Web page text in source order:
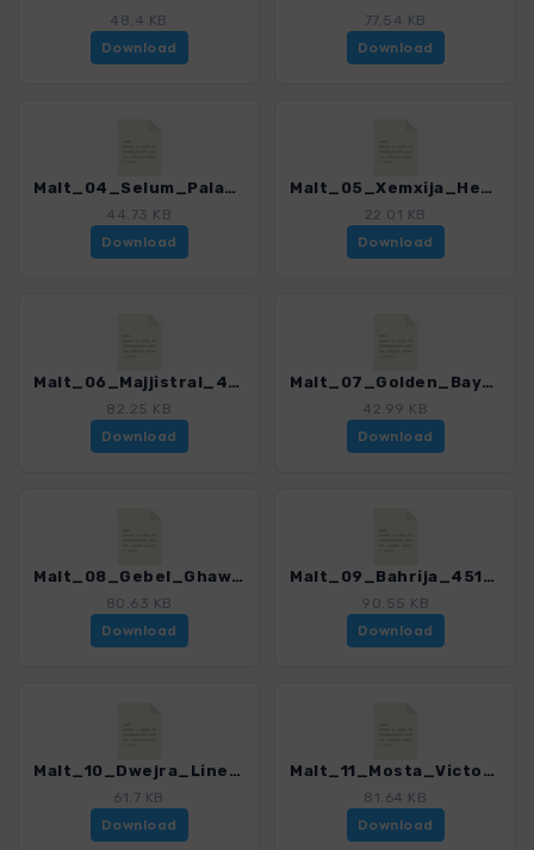
48.4 KB
Download
77.54 KB
Download
Malt_04_Selum_Palace_4516_2.gpx
44.73 KB
Download
Malt_05_Xemxija_Heritage_Trail_4516_2.gpx
22.01 KB
Download
Malt_06_Majjistral_4516_2.gpx
82.25 KB
Download
Malt_07_Golden_Bay_4516_2.gpx
42.99 KB
Download
Malt_08_Gebel_Ghawzara_4516_2.gpx
80.63 KB
Download
Malt_09_Bahrija_4516_2.gpx
90.55 KB
Download
Malt_10_Dwejra_Lines_4516_2.gpx
61.7 KB
Download
Malt_11_Mosta_Victoria_Lines_4516_2.gpx
81.64 KB
Download